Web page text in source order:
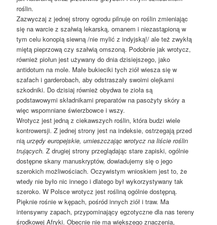
roślin.
Zazwyczaj z jednej strony ogrodu pilnuje on roślin zmieniając
się na warcie z szałwią lekarską, omanem i niezastąpioną w
tym celu konopią siewną /nie mylić z indyjską!/ ale też zwykłą
miętą pieprzową czy szałwią omszoną. Podobnie jak wrotycz,
również piołun jest używany do dnia dzisiejszego, jako
antidotum na mole. Małe bukieciki tych ziół wiesza się w
szafach i garderobach, aby odstraszały swoimi olejkami
szkodniki. Do dzisiaj również obydwa te zioła są
podstawowymi składnikami preparatów na pasożyty skóry a
więc wspomniane świerzbowce i wszy.
Wrotycz jest jedną z ciekawszych roślin, która budzi wiele
kontrowersji. Z jednej strony jest na indeksie, ostrzegają przed
nią urzędy europejskie, umieszczając wrotycz na liście roślin
trujących.Z drugiej strony przeglądając stare zapiski, ogólnie
dostępne skany manuskryptów, dowiadujemy się o jego
szerokich możliwościach. Oczywistym wnioskiem jest to, że
wtedy nie było nic innego i dlatego był wykorzystywany tak
szeroko. W Polsce wrotycz jest rośliną ogólnie dostępną.
Pięknie rośnie w kępach, pośród innych ziół i traw. Ma
intensywny zapach, przypominający egzotyczne dla nas tereny
środkowej Afryki. Obecnie nie ma większego znaczenia,